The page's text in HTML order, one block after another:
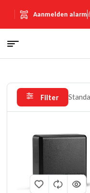
Aanmelden alarm
Filter